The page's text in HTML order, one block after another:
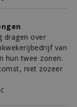
dragen over
van
hun twee zonen.
niet zozeer